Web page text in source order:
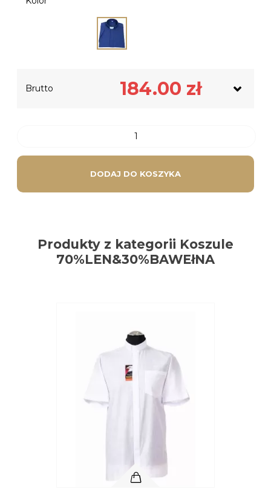
Netto
Podatek VAT
Brutto 184.00 zł
DODAJ DO KOSZYKA
Produkty z kategorii Koszule
70%LEN&30%BAWEłNA